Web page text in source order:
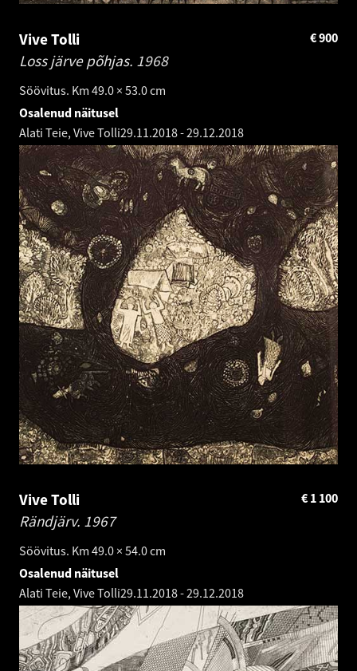
Vive Tolli
Loss järve põhjas. 1968
Söövitus. Km 49.0 × 53.0 cm
900
€
Osalenud näitusel
Alati Teie, Vive Tolli29.11.2018-29.12.2018
Vive Tolli
Rändjärv. 1967
Söövitus. Km 49.0 × 54.0 cm
1 100
€
Osalenud näitusel
Alati Teie, Vive Tolli29.11.2018-29.12.2018